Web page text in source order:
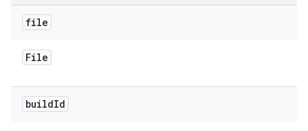
file
File
buildId